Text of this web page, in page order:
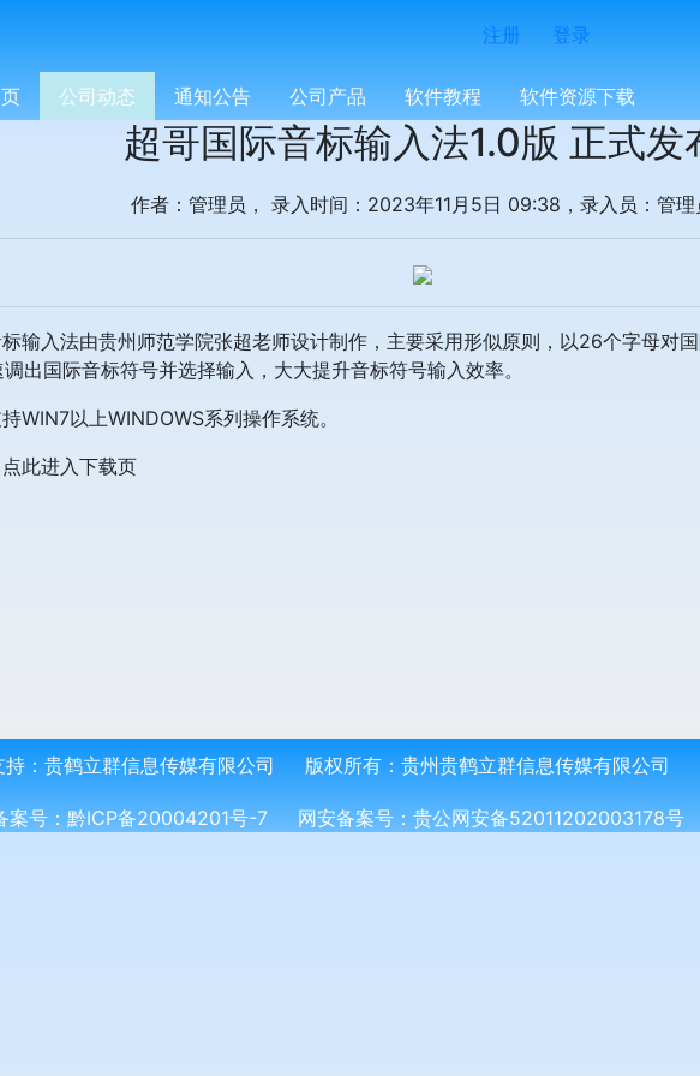
注册 登录
公司动态 通知公告 公司产品 软件教程 软件资源下载
超哥国际音标输入法1.0版 正式发
作者：管理员， 录入时间：2023年11月5日 09:38，录入员：管理
入法由贵州师范学院张超老师设计制作，主要采用形似原则，以26个字母对
出国际音标符号并选择输入，大大提升音标符号输入效率。
以上WINDOWS系列操作系统。
点此进入下载页
： 贵鹤立群信息传媒有限公司 版权所有： 贵州贵鹤立群信息传媒有限公司
号： 黔ICP备20004201号-7 网安备案号： 贵公网安备52011202003178号